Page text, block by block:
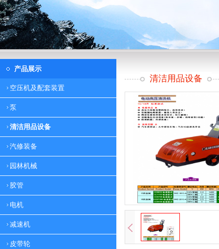
产品展示
空压机及配套装置
泵
清洁用品设备
汽修装备
园林机械
胶管
电机
减速机
皮带轮
清洁用品设备